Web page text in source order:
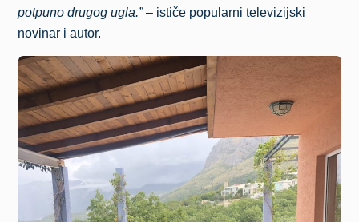
potpuno drugog ugla.”– ističe popularni televizijski
novinar i autor.